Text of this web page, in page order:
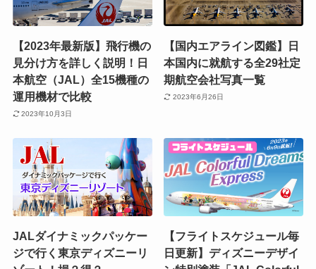
【2023年最新版】飛行機の
見分け方を詳しく説明！日
本航空（JAL）全15機種の
運用機材で比較
2023年10月3日
【国内エアライン図鑑】日
本国内に就航する全29社定
期航空会社写真一覧
2023年6月26日
JALダイナミックパッケー
ジで行く東京ディズニーリ
【フライトスケジュール毎
日更新】ディズニーデザイ